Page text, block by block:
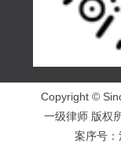
Copyright ©
一级律师 版权
案序号：